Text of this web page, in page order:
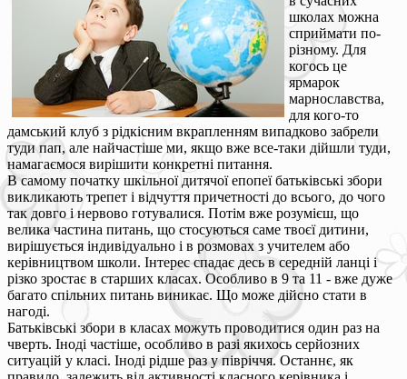
школах можна
сприймати по-
різному. Для
когось це
ярмарок
марнославства,
для кого-то
дамський клуб з рідкісним вкрапленням випадково забрели
туди пап, але найчастіше ми, якщо вже все-таки дійшли туди,
намагаємося вирішити конкретні питання.
В самому початку шкільної дитячої епопеї батьківські збори
викликають трепет і відчуття причетності до всього, до чого
так довго і нервово готувалися. Потім вже розумієш, що
велика частина питань, що стосуються саме твоєї дитини,
вирішується індивідуально і в розмовах з учителем або
керівництвом школи. Інтерес спадає десь в середній ланці і
різко зростає в старших класах. Особливо в 9 та 11 - вже дуже
багато спільних питань виникає. Що може дійсно стати в
нагоді.
Батьківські збори в класах можуть проводитися один раз на
чверть. Іноді частіше, особливо в разі якихось серйозних
ситуацій у класі. Іноді рідше раз у півріччя. Останнє, як